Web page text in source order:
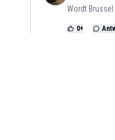
Wordt Brussel
0+